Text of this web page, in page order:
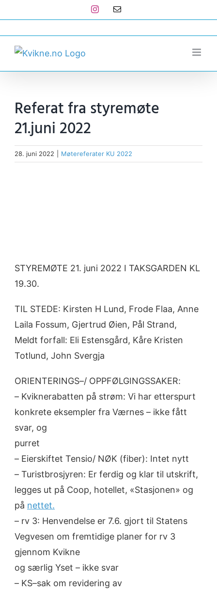
to
content
Instagram
E-
Referat fra styremøte
21.juni 2022
28. juni 2022 Møtereferater KU 2022
STYREMØTE 21. juni 2022 I TAKSGARDEN KL
19.30.
TIL STEDE: Kirsten H Lund, Frode Flaa, Anne
Laila Fossum, Gjertrud Øien, Pål Strand,
Meldt forfall: Eli Estensgård, Kåre Kristen
Totlund, John Svergja
ORIENTERINGS–/ OPPFØLGINGSSAKER:
– Kviknerabatten på strøm: Vi har etterspurt
konkrete eksempler fra Værnes – ikke fått
svar, og
purret
– Eierskiftet Tensio/ NØK (fiber): Intet nytt
– Turistbrosjyren: Er ferdig og klar til utskrift,
legges ut på Coop, hotellet, «Stasjonen» og
på nettet.
– rv 3: Henvendelse er 7.6. gjort til Statens
Vegvesen om fremtidige planer for rv 3
gjennom Kvikne
og særlig Yset – ikke svar
– KS–sak om revidering av